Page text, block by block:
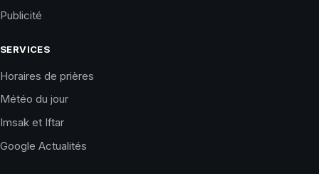
Publicité
SERVICES
Horaires de prières
Météo du jour
Imsak et Iftar
Google Actualités